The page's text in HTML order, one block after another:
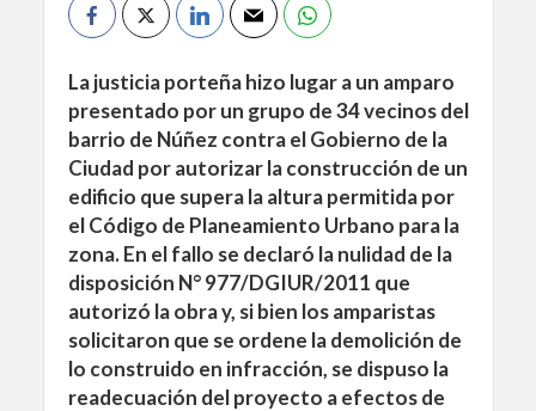
La justicia porteña hizo lugar a un amparo
presentado por un grupo de 34 vecinos del
barrio de Núñez contra el Gobierno de la
Ciudad por autorizar la construcción de un
edificio que supera la altura permitida por
el Código de Planeamiento Urbano para la
zona. En el fallo se declaró la nulidad de la
disposición N° 977/DGIUR/2011 que
autorizó la obra y, si bien los amparistas
solicitaron que se ordene la demolición de
lo construido en infracción, se dispuso la
readecuación del proyecto a efectos de